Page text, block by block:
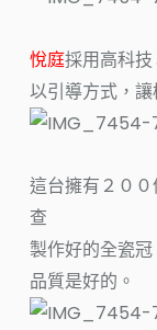
悅庭採用高科
以引導方式，
這台擁有２０
查
製作好的全瓷
品質是好的。